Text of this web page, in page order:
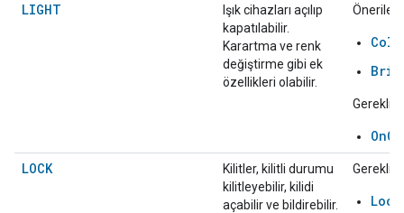
LIGHT
Işık cihazları açılıp
kapatılabilir.
Karartma ve renk
değiştirme gibi ek
özellikleri olabilir.
Önerilen:
Gerekli:
LOCK
Kilitler, kilitli durumu
kilitleyebilir, kilidi
açabilir ve bildirebilir.
Gerekli: